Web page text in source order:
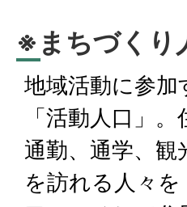
※まちづくり
地域活動に参加
「活動人口」。
通勤、通学、観
を訪れる人々を